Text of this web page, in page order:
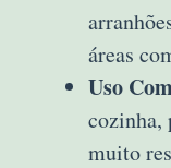
áreas
Uso
cozinha,
muito